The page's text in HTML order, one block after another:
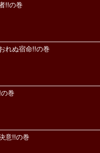
!!の巻
れぬ宿命!!の巻
巻
意!!の巻